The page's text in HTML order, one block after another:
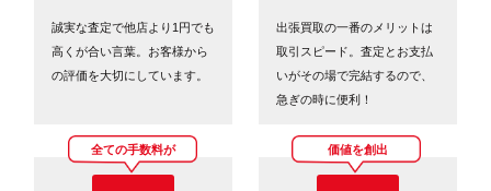
誠実な査定で他店より1円でも
高くが合い言葉。お客様から
の評価を大切にしています。
出張買取の一番のメリットは
取引スピード。査定とお支払
いがその場で完結するので、
急ぎの時に便利！
全ての手数料が 価値を創出